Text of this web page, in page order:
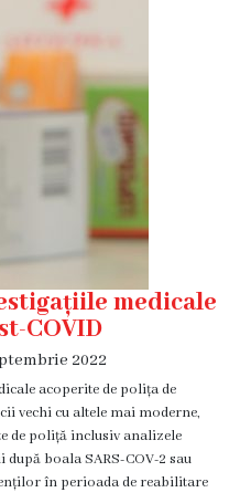
medicale
COVID
2022
acoperite de polița de
vechi cu altele mai moderne,
de poliță inclusiv analizele
boala SARS-COV-2 sau
în perioada de reabilitare